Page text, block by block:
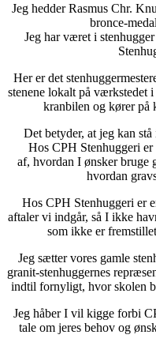
Jeg hedder Rasmus Chr.
bronce-
Jeg har været i
Her er det
stenene lokalt på værkstedet
kranbilen og kører på
Det betyder, at jeg kan
Hos CPH Stenhuggeri
af, hvordan I ønsker bruge
hvordan
Hos CPH Stenhuggeri er
aftaler vi indgår, så I ikke
som ikke er
Jeg sætter vores gamle
granit-stenhuggernes
indtil fornyligt, hvor skolen
Jeg håber I vil kigge forbi
tale om jeres behov og